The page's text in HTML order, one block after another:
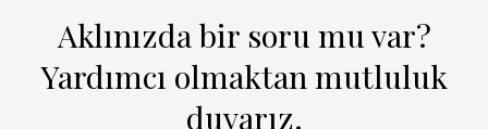
Aklınızda bir soru mu var?
Yardımcı olmaktan mutluluk
duyarız.